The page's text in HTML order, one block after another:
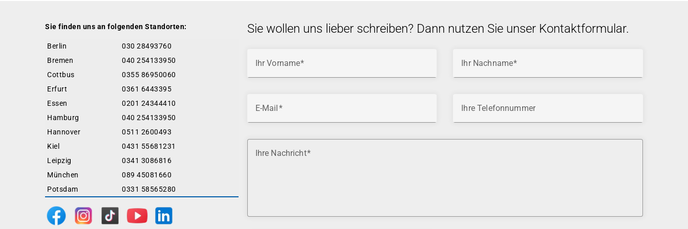
Sie finden uns an folgenden Standorten:
Berlin
030 28493760
Bremen
040 254133950
Cottbus
0355 86950060
Erfurt
0361 6443395
Essen
0201 24344410
Hamburg
040 254133950
Hannover
0511 2600493
Kiel
0431 55681231
Leipzig
0341 3086816
München
089 45081660
Potsdam
0331 58565280
Sie wollen uns lieber schreiben? Dann nutzen Sie unser Kontaktformular.
Ihr Vorname Ihr Nachname
E-Mail Ihre Telefonnummer
Ihre Nachricht